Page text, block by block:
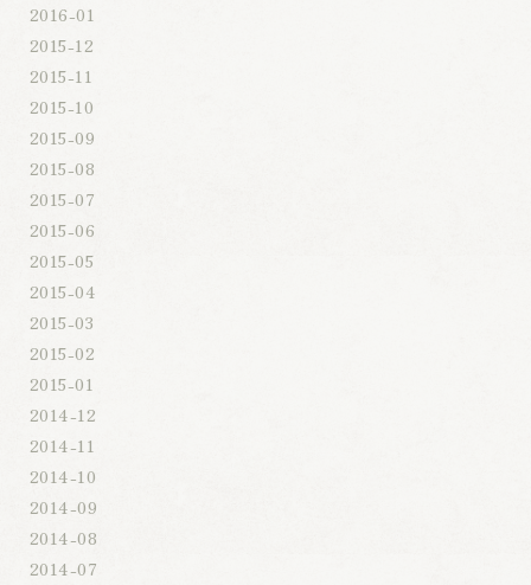
2016-01
2015-12
2015-11
2015-10
2015-09
2015-08
2015-07
2015-06
2015-05
2015-04
2015-03
2015-02
2015-01
2014-12
2014-11
2014-10
2014-09
2014-08
2014-07